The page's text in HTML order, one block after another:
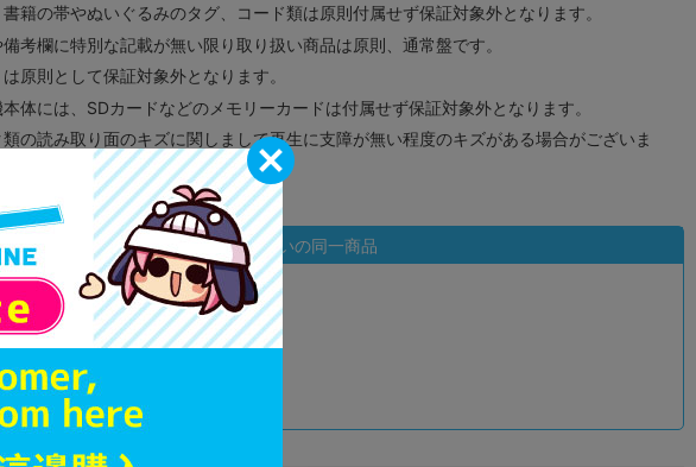
籍の帯やぬいぐるみのタグ、コード類は原則付属せず保証対象外となります。
考欄に特別な記載が無い限り取り扱い商品は原則、通常盤です。
は原則として保証対象外となります。
体には、SDカードなどのメモリーカードは付属せず保証対象外となります。
の読み取り面のキズに関しまして再生に支障が無い程度のキズがある場合がございま
ましてはコチラ
状態違いの同一商品
状態 :B
姫路店
在庫あり 10,900円 税込